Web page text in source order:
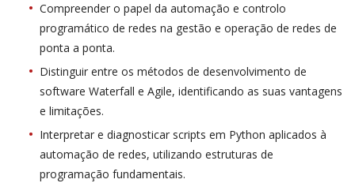
Compreender o papel da automação e controlo
programático de redes na gestão e operação de redes de
ponta a ponta.
Distinguir entre os métodos de desenvolvimento de
software Waterfall e Agile, identificando as suas vantagens
e limitações.
Interpretar e diagnosticar scripts em Python aplicados à
automação de redes, utilizando estruturas de
programação fundamentais.